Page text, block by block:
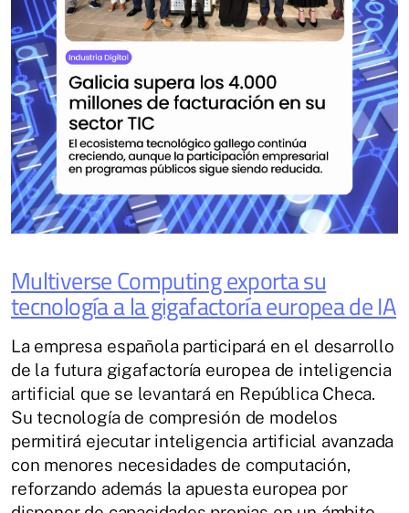
Multiverse Computing exporta su
tecnología a la gigafactoría europea de IA
La empresa española participará en el desarrollo
de la futura gigafactoría europea de inteligencia
artificial que se levantará en República Checa.
Su tecnología de compresión de modelos
permitirá ejecutar inteligencia artificial avanzada
con menores necesidades de computación,
reforzando además la apuesta europea por